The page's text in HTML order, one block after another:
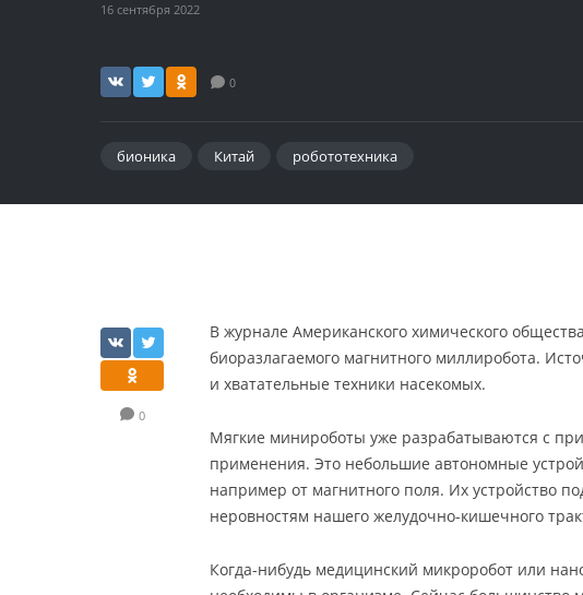
16 сентября 2022
0
бионика Китай робототехника
0
В журнале Американского химического
биоразлагаемого магнитного миллиробота.
и хватательные техники насекомых.
Мягкие минироботы уже разрабатываются с
применения. Это небольшие автономные
например от магнитного поля. Их устройство
неровностям нашего желудочно-кишечного
Когда-нибудь медицинский микроробот или